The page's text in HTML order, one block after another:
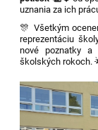
uznania za ich
🎊 Všetkým
reprezentáciu
nové poznatky a
školských rokoch.